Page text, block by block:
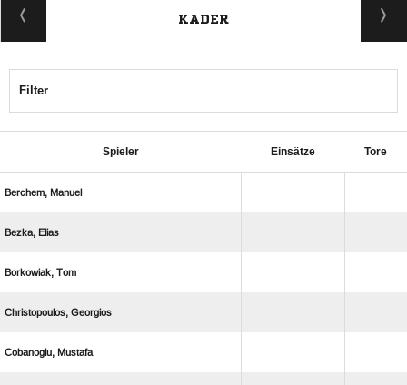
KADER
Filter
Spieler Einsätze Tore
 
 
 
 
 